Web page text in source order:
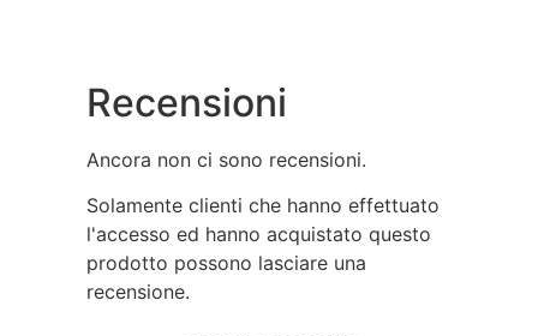
Recensioni
Ancora non ci sono recensioni.
Solamente clienti che hanno effettuato
l'accesso ed hanno acquistato questo
prodotto possono lasciare una
recensione.